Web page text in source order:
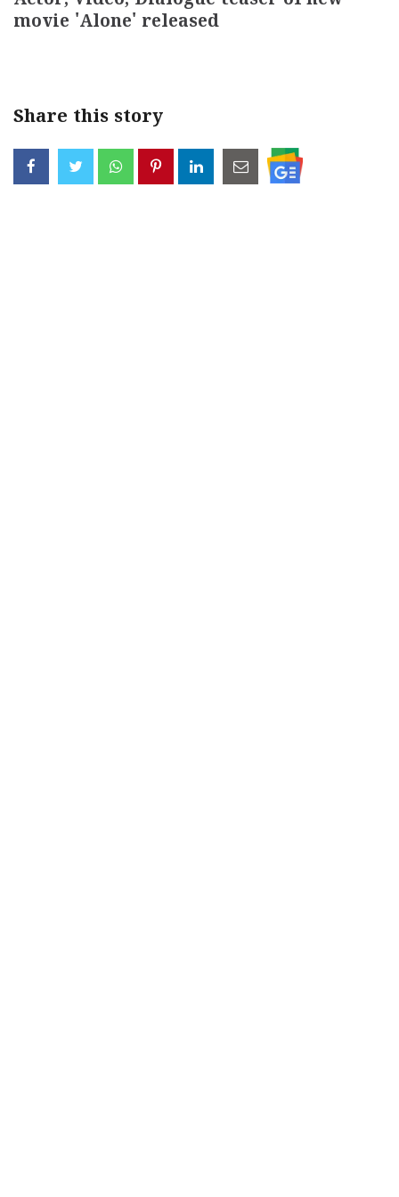
movie 'Alone' released
Share this story